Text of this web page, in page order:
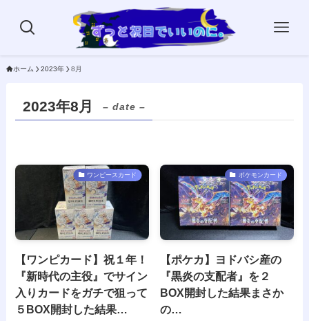
ホーム 2023年 8月
2023年8月 – date –
ワンピースカード
【ワンピカード】祝１年！
『新時代の主役』でサイン
入りカードをガチで狙って
５BOX開封した結果…
ポケモンカード
【ポケカ】ヨドバシ産の
『黒炎の支配者』を２
BOX開封した結果まさか
の…